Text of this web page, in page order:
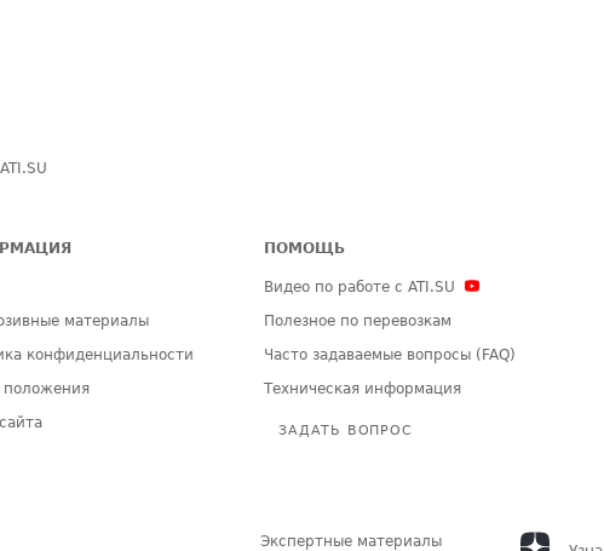
материалы
конфиденциальности
ПОМОЩЬ
Видео по работе с ATI.SU
Полезное по перевозкам
Часто задаваемые вопросы (FAQ)
Техническая информация
ЗАДАТЬ ВОПРОС
Экспертные материалы